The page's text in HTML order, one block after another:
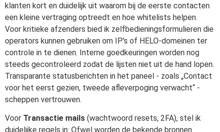
klanten kort en duidelijk uit waarom bij de eerste contacten
een kleine vertraging optreedt en hoe whitelists helpen.
Voor kritieke afzenders bied ik zelfbedieningsformulieren die
operators kunnen gebruiken om IP's of HELO-domeinen ter
controle in te dienen. Interne goedkeuringen worden nog
steeds gecontroleerd zodat de lijsten niet uit de hand lopen.
Transparante statusberichten in het paneel - zoals „Contact
voor het eerst gezien, tweede afleverpoging verwacht“ -
scheppen vertrouwen.
Voor Transactie mails (wachtwoord resets, 2FA), stel ik
duidelijke regels in: Ofwel worden de bekende bronnen